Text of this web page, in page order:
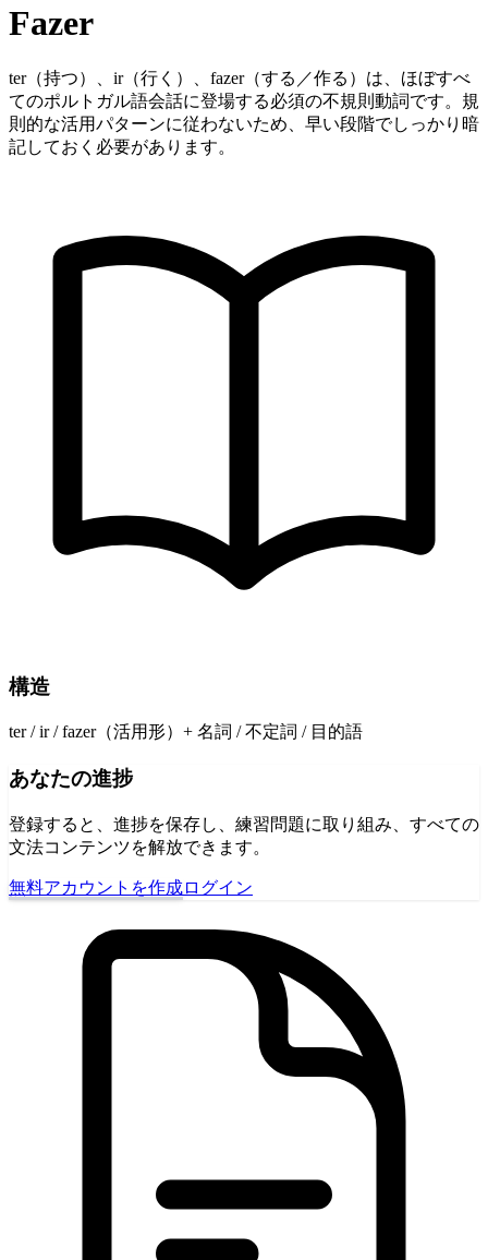
Fazer
ter（持つ）、ir（行く）、fazer（する／作る）は、ほぼすべ
てのポルトガル語会話に登場する必須の不規則動詞です。規
則的な活用パターンに従わないため、早い段階でしっかり暗
記しておく必要があります。
構造
ter / ir / fazer（活用形）+ 名詞 / 不定詞 / 目的語
あなたの進捗
登録すると、進捗を保存し、練習問題に取り組み、すべての
文法コンテンツを解放できます。
無料アカウントを作成ログイン